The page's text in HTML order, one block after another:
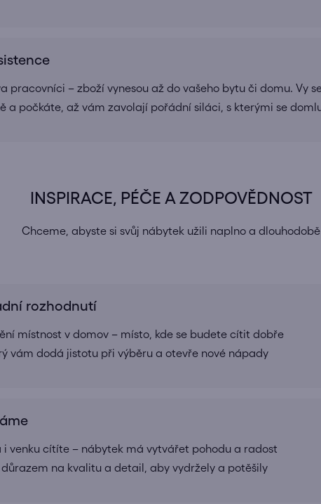
pracovníci – zboží vynesou až do vašeho bytu či domu. Vy
a počkáte, až vám zavolají pořádní siláci, s kterými se
INSPIRACE, PÉČE A ZODPOVĚDNOST
Chceme, abyste si svůj nábytek užili naplno a dlouhodobě
rozhodnutí
místnost v domov – místo, kde se budete cítit dobře
vám dodá jistotu při výběru a otevře nové nápady
i venku cítíte – nábytek má vytvářet pohodu a radost
na kvalitu a detail, aby vydržely a potěšily